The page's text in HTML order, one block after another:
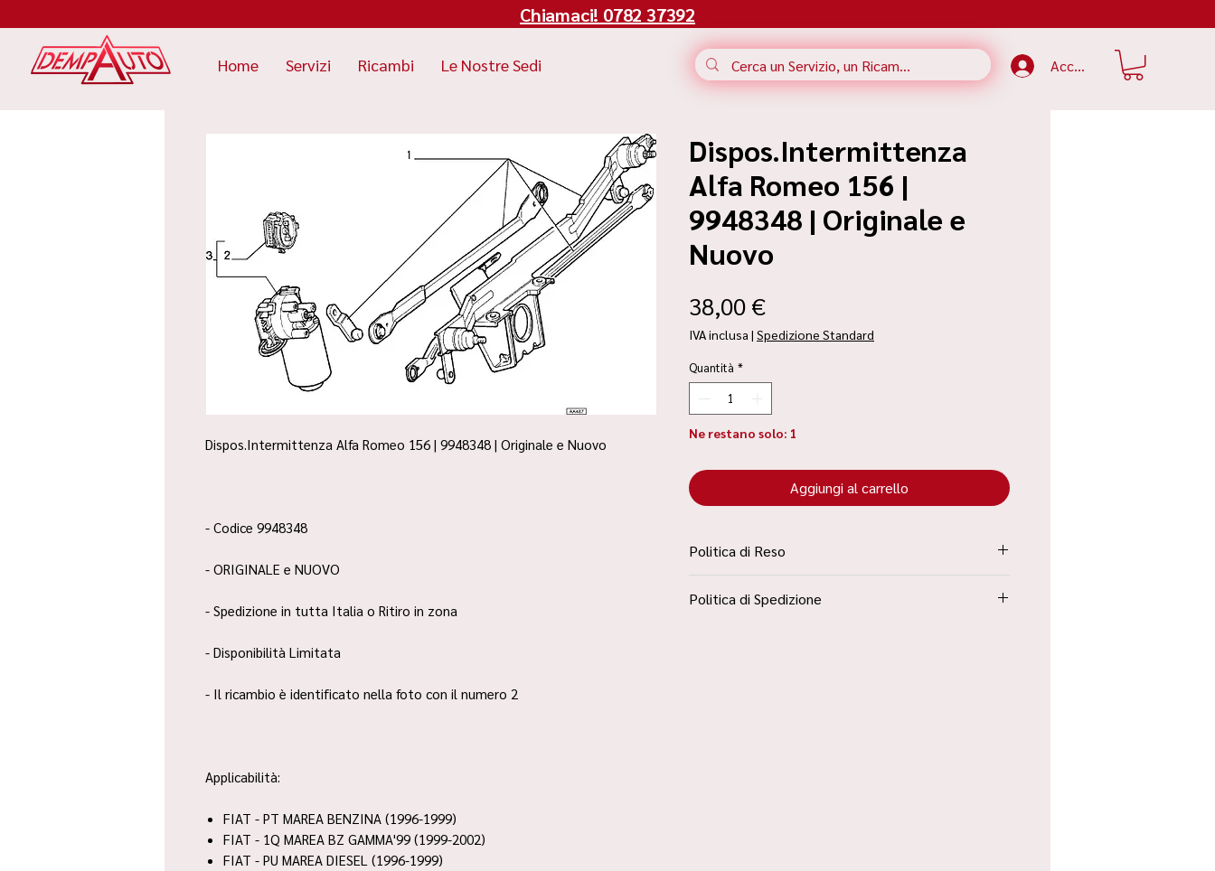
Chiamaci! 0782 37392
Accedi
Home Servizi Ricambi Le Nostre Sedi
Dispos.Intermittenza Alfa Romeo 156 | 9948348 | Originale e Nuovo
- Codice 9948348
- ORIGINALE e NUOVO
- Spedizione in tutta Italia o Ritiro in zona
- Disponibilità Limitata
- Il ricambio è identificato nella foto con il numero 2
Applicabilità:
FIAT - PT MAREA BENZINA (1996-1999)
FIAT - 1Q MAREA BZ GAMMA'99 (1999-2002)
FIAT - PU MAREA DIESEL (1996-1999)
Dispos.Intermittenza
Alfa Romeo 156 |
9948348 | Originale e
Nuovo
38,00 €Prezzo
IVA inclusa | Spedizione Standard
Quantità *
Ne restano solo: 1
Aggiungi al carrello
Politica di Reso
Condizioni”
Politica di Spedizione